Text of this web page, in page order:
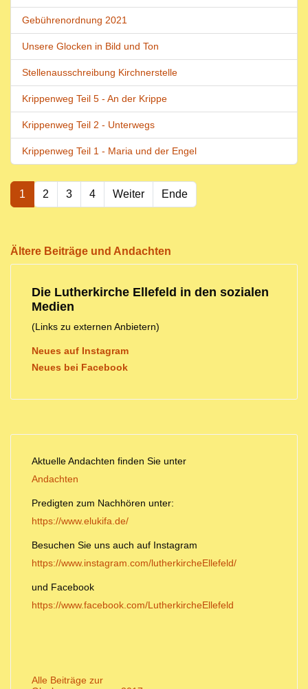
Gebührenordnung 2021
Unsere Glocken in Bild und Ton
Stellenausschreibung Kirchnerstelle
Krippenweg Teil 5 - An der Krippe
Krippenweg Teil 2 - Unterwegs
Krippenweg Teil 1 - Maria und der Engel
1 2 3 4 Weiter Ende
Ältere Beiträge und Andachten
Die Lutherkirche Ellefeld in den sozialen
Medien
(Links zu externen Anbietern)
Neues auf Instagram
Neues bei Facebook
Aktuelle Andachten finden Sie unter
Andachten
Predigten zum Nachhören unter:
https://www.elukifa.de/
Besuchen Sie uns auch auf Instagram
https://www.instagram.com/lutherkircheEllefeld/
und Facebook
https://www.facebook.com/LutherkircheEllefeld
Alle Beiträge zur